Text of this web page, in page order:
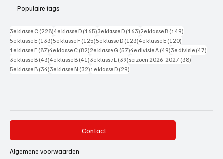
Populaire tags
3e klasse C (228)228 posts
4e klasse D (165)165 posts
3e klasse D (163)163 posts
2e klasse B (149)
5e klasse E (133)133 posts
5e klasse F (125)125 posts
5e klasse D (123)123 posts
4e klasse E (120)
1e klasse F (87)87 posts
4e klasse C (82)82 posts
2e klasse G (57)57 posts
4e divisie A (49)49 posts
3e divisie (47)
3e klasse B (43)43 posts
4e klasse B (41)41 posts
3e klasse L (39)39 posts
seizoen 2026-2027 (38)
5e klasse B (34)34 posts
3e klasse N (32)32 posts
1e klasse D (29)
Contact
Algemene voorwaarden